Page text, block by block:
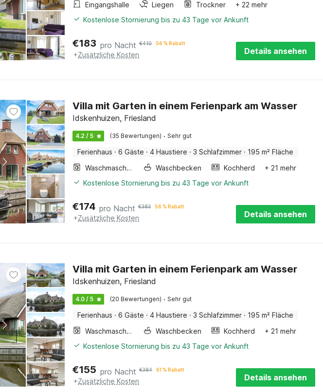
Eingangshalle
Liegen Trockner
+ 22 mehr
Kostenlose Stornierung bis zu 43 Tage vor Ankunft
€183 pro Nacht €410 56 % Rabatt
+Zusätzliche Kosten Details ansehen
Villa mit Garten in einem Ferienpark am Wasser
Idskenhuizen, Friesland
4.2 / 5 (35 Bewertungen) · Sehr gut
Ferienhaus · 6 Gäste · 4 Haustiere · 3 Schlafzimmer · 195 m² Fläche
Waschmaschine
Waschbecken Kochherd
+ 21 mehr
Kostenlose Stornierung bis zu 43 Tage vor Ankunft
€174 pro Nacht €383 56 % Rabatt
+Zusätzliche Kosten Details ansehen
Villa mit Garten in einem Ferienpark am Wasser
Idskenhuizen, Friesland
4.0 / 5 (20 Bewertungen) · Sehr gut
Ferienhaus · 6 Gäste · 4 Haustiere · 3 Schlafzimmer · 195 m² Fläche
Waschmaschine
Waschbecken Kochherd
+ 21 mehr
Kostenlose Stornierung bis zu 43 Tage vor Ankunft
€155 pro Nacht €384 61 % Rabatt
+Zusätzliche Kosten Details ansehen